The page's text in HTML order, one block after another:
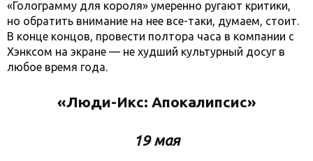
«Голограмму для короля» умеренно ругают критики,
но обратить внимание на нее все-таки, думаем, стоит.
В конце концов, провести полтора часа в компании с
Хэнксом на экране — не худший культурный досуг в
любое время года.
«Люди-Икс: Апокалипсис»
19 мая